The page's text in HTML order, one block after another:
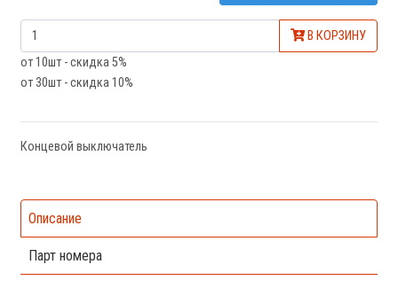
В КОРЗИНУ
от 10шт - скидка 5%
от 30шт - скидка 10%
Концевой выключатель
Описание
Парт номера